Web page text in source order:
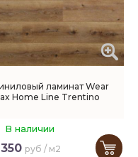
ламинат Wear
Home Line Trentino
В наличии
350 руб / м2